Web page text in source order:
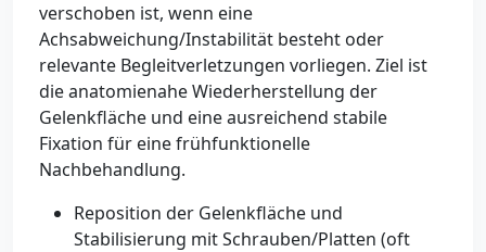
verschoben ist, wenn eine
Achsabweichung/Instabilität besteht oder
relevante Begleitverletzungen vorliegen. Ziel ist
die anatomienahe Wiederherstellung der
Gelenkfläche und eine ausreichend stabile
Fixation für eine frühfunktionelle
Nachbehandlung.
Reposition der Gelenkfläche und
Stabilisierung mit Schrauben/Platten (oft